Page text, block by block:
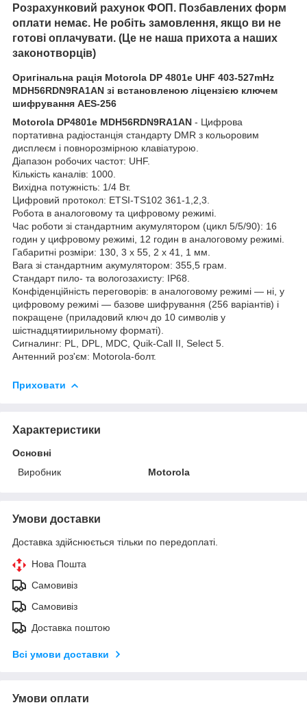
Розрахунковий рахунок ФОП. Позбавлених форм
оплати немає. Не робіть замовлення, якщо ви не
готові оплачувати. (Це не наша прихота а наших
законотворців)
Оригінальна рація Motorola DP 4801e UHF 403-527mHz
MDH56RDN9RA1AN зі встановленою ліцензією ключем
шифрування AES-256
Motorola DP4801e MDH56RDN9RA1AN - Цифрова
портативна радіостанція стандарту DMR з кольоровим
дисплеєм і повнорозмірною клавіатурою.
Діапазон робочих частот: UHF.
Кількість каналів: 1000.
Вихідна потужність: 1/4 Вт.
Цифровий протокол: ETSI-TS102 361-1,2,3.
Робота в аналоговому та цифровому режимі.
Час роботи зі стандартним акумулятором (цикл 5/5/90): 16
годин у цифровому режимі, 12 годин в аналоговому режимі.
Габаритні розміри: 130, 3 x 55, 2 x 41, 1 мм.
Вага зі стандартним акумулятором: 355,5 грам.
Стандарт пило- та вологозахисту: IP68.
Конфіденційність переговорів: в аналоговому режимі — ні, у
цифровому режимі — базове шифрування (256 варіантів) і
покращене (приладовий ключ до 10 символів у
шістнадцятиирильному форматі).
Сигналинг: PL, DPL, MDC, Quik-Call II, Select 5.
Антенний роз'єм: Motorola-болт.
Приховати
Характеристики
Основні
Виробник
Motorola
Умови доставки
Доставка здійснюється тільки по передоплаті.
Нова Пошта
Самовивіз
Самовивіз
Доставка поштою
Всі умови доставки
Умови оплати